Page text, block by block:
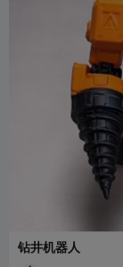
钻井机器人